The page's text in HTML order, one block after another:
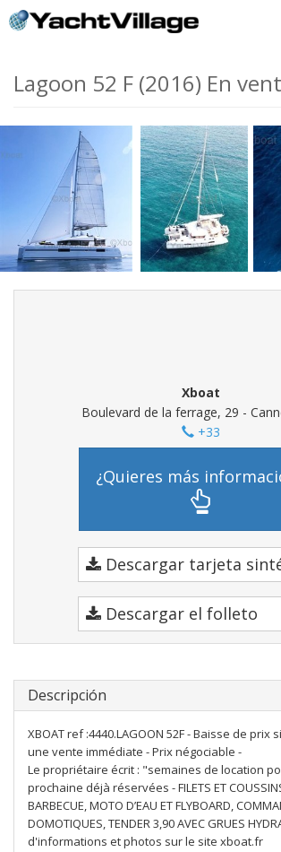
Lagoon 52 F (2016) En
Xboat
Boulevard de la ferrage, 29 -
+33
¿Quieres más
Descargar tarjeta
Descargar el folleto
Descripción
XBOAT ref :4440.LAGOON 52F - Baisse de prix
une vente immédiate - Prix négociable -
Le propriétaire écrit : "semaines de location
prochaine déjà réservées - FILETS ET
BARBECUE, MOTO D’EAU ET FLYBOARD,
DOMOTIQUES, TENDER 3,90 AVEC GRUES
d'informations et photos sur le site xboat.fr